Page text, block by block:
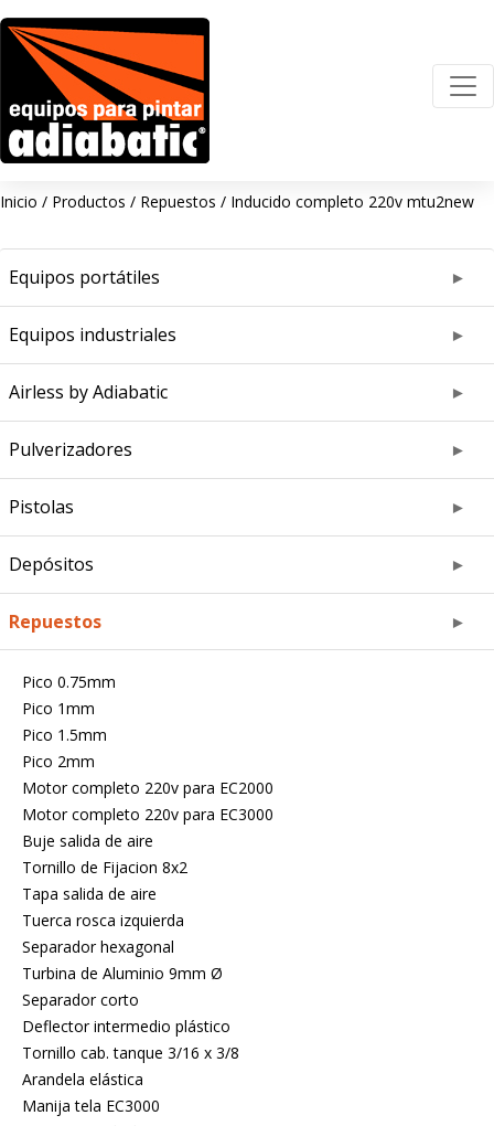
Inicio / Productos / Repuestos / Inducido completo 220v mtu2new
Equipos portátiles
Equipos industriales
Airless by Adiabatic
Pulverizadores
Pistolas
Depósitos
Repuestos
Pico 0.75mm
Pico 1mm
Pico 1.5mm
Pico 2mm
Motor completo 220v para EC2000
Motor completo 220v para EC3000
Buje salida de aire
Tornillo de Fijacion 8x2
Tapa salida de aire
Tuerca rosca izquierda
Separador hexagonal
Turbina de Aluminio 9mm Ø
Separador corto
Deflector intermedio plástico
Tornillo cab. tanque 3/16 x 3/8
Arandela elástica
Manija tela EC3000